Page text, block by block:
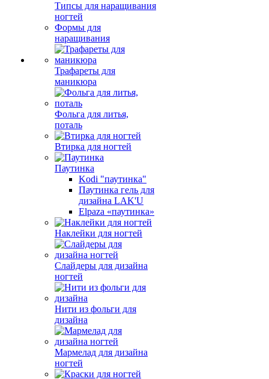
Типсы для наращивания
ногтей
Формы для
наращивания
Трафареты для
маникюра
Фольга для литья,
поталь
Втирка для ногтей
Паутинка
Kodi "паутинка"
Паутинка гель для
дизайна LAK'U
Elpaza «паутинка»
Наклейки для ногтей
Слайдеры для дизайна
ногтей
Нити из фольги для
дизайна
Мармелад для дизайна
ногтей